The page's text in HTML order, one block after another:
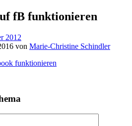
fB funktionieren
2012
von Marie-Christine Schindler